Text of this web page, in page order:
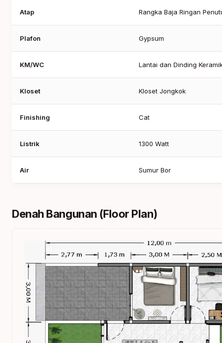
Atap Rangka Baja Ringan
Plafon Gypsum
KM/WC Lantai dan Dinding
Kloset Kloset Jongkok
Finishing Cat
Listrik 1300 Watt
Air Sumur Bor
Denah Bangunan (Floor Plan)